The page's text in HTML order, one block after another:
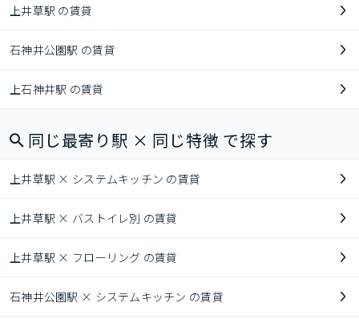
上井草駅 の賃貸
石神井公園駅 の賃貸
上石神井駅 の賃貸
同じ最寄り駅 × 同じ特徴 で探す
上井草駅 × システムキッチン の賃貸
上井草駅 × バストイレ別 の賃貸
上井草駅 × フローリング の賃貸
石神井公園駅 × システムキッチン の賃貸